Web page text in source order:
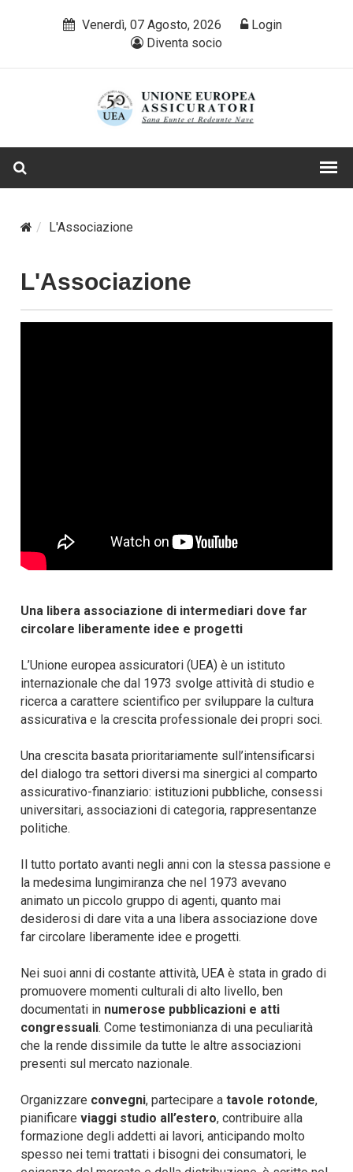
Venerdì, 07 Agosto, 2026
Login
Diventa socio
L'Associazione
L'Associazione
Una libera associazione di intermediari dove far
circolare liberamente idee e progetti
L’Unione europea assicuratori (UEA) è un istituto
internazionale che dal 1973 svolge attività di studio e
ricerca a carattere scientifico per sviluppare la cultura
assicurativa e la crescita professionale dei propri soci.
Una crescita basata prioritariamente sull’intensificarsi
del dialogo tra settori diversi ma sinergici al comparto
assicurativo-finanziario: istituzioni pubbliche, consessi
universitari, associazioni di categoria, rappresentanze
politiche.
Il tutto portato avanti negli anni con la stessa passione e
la medesima lungimiranza che nel 1973 avevano
animato un piccolo gruppo di agenti, quanto mai
desiderosi di dare vita a una libera associazione dove
far circolare liberamente idee e progetti.
Nei suoi anni di costante attività, UEA è stata in grado di
promuovere momenti culturali di alto livello, ben
documentati in numerose pubblicazioni e atti
congressuali. Come testimonianza di una peculiarità
che la rende dissimile da tutte le altre associazioni
presenti sul mercato nazionale.
Organizzare convegni, partecipare atavole rotonde,
pianificareviaggi studio all’estero, contribuire alla
formazione degli addetti ai lavori, anticipando molto
spesso nei temi trattati i bisogni dei consumatori, le